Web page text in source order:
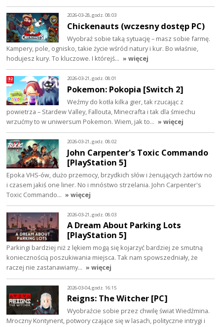
2026-03-28, godz. 08:03
Chickenauts (wczesny dostęp PC)
Wyobraź sobie taką sytuację – masz sobie farmę.
Kampery, pole, ognisko, takie życie wśród natury i kur. Bo właśnie,
hodujesz kury. To kluczowe. I którejś… » więcej
2026-03-21, godz. 08:01
Pokemon: Pokopia [Switch 2]
Weźmy do kotła kilka gier, tak rzucając z
powietrza – Stardew Valley, Fallouta, Minecrafta i tak dla śmiechu
wrzućmy to w uniwersum Pokemon. Wiem, jak to… » więcej
2026-03-21, godz. 08:02
John Carpenter's Toxic Commando
[PlayStation 5]
Epoka VHS-ów, dużo przemocy, brzydkich słów i żenujących żartów no
i czasem jakiś one liner. No i mnóstwo strzelania. John Carpenter's
Toxic Commando… » więcej
2026-03-21, godz. 08:03
A Dream About Parking Lots
[PlayStation 5]
Parkingi bardziej niż z lękiem mogą się kojarzyć bardziej ze smutną
koniecznością poszukiwania miejsca. Tak nam spowszedniały, że
raczej nie zastanawiamy… » więcej
2026-03-04, godz. 16:15
Reigns: The Witcher [PC]
Wyobraźcie sobie przez chwilę świat Wiedźmina.
Mroczny Kontynent, potwory czające się w lasach, polityczne intrygi i